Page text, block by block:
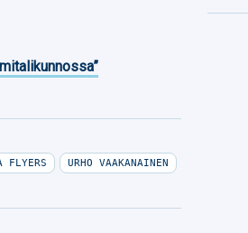
FLYERS URHO VAAKANAINEN